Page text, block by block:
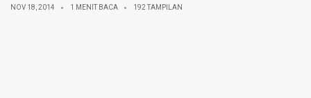
NOV 18, 2014 1 MENIT BACA 192 TAMPILAN